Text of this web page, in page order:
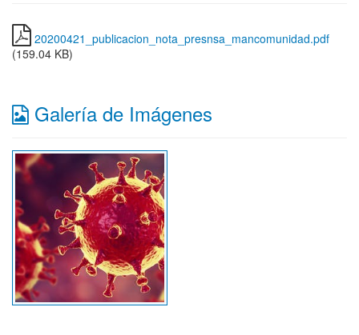
20200421_publicacion_nota_presnsa_mancomunidad.pdf
(159.04 KB)
Galería de Imágenes